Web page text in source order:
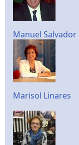
Manuel Salvador
Marisol Linares